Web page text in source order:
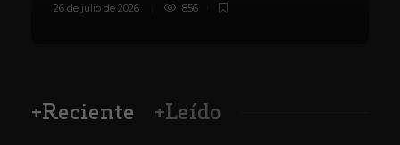
26 de julio de 2026 856
+Reciente +Leído